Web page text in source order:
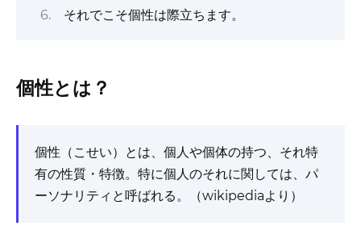
それでこそ個性は際立ちます。
個性とは？
個性（こせい）とは、個人や個体の持つ、それ特
有の性質・特徴。特に個人のそれに関しては、パ
ーソナリティと呼ばれる。（wikipediaより）